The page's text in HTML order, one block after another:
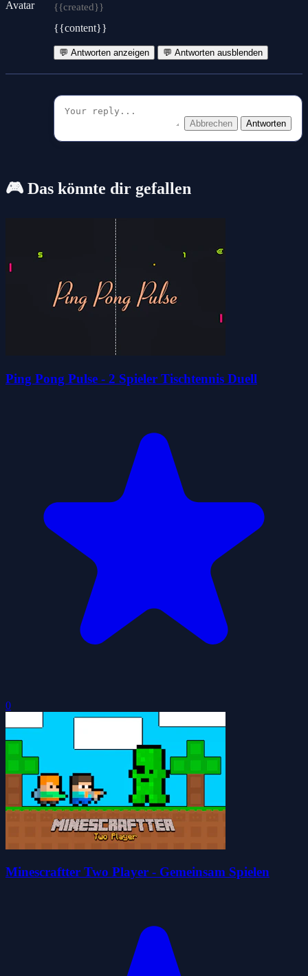
{{created}}
{{content}}
💬 Antworten anzeigen 💬 Antworten ausblenden
Abbrechen Antworten
🎮 Das könnte dir gefallen
Ping Pong Pulse - 2 Spieler Tischtennis Duell
0
Minescraftter Two Player - Gemeinsam Spielen